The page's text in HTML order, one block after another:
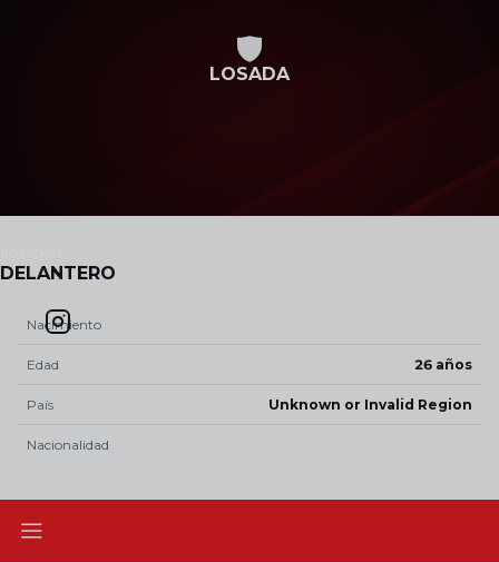
LOSADA
DELANTERO
Nacimiento
Edad 26 años
País Unknown or Invalid Region
Nacionalidad